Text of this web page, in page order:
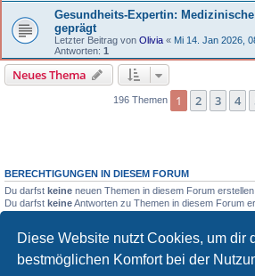
Diese Website nutzt Cookies, um dir
bestmöglichen Komfort bei der
Gesundheits-Expertin:
geprägt
Letzter Beitrag von Olivia « Mi 14. Jan 2026,
Antworten: 1
Neues Thema
196 Themen 1 2 3 4
BERECHTIGUNGEN IN DIESEM FORUM
Du darfst keine neuen Themen in diesem Forum erstellen.
Du darfst keineAntworten zu Themen in diesem Forum
Du darfstkeineDateianhänge in diesem Forum erstellen.
Portal Foren-Übersicht